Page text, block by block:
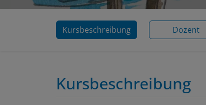
Kursbeschreibung Dozent
Kursbeschreibung